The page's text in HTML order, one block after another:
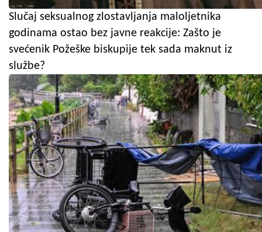
Slučaj seksualnog zlostavljanja maloljetnika
godinama ostao bez javne reakcije: Zašto je
svećenik Požeške biskupije tek sada maknut iz
službe?